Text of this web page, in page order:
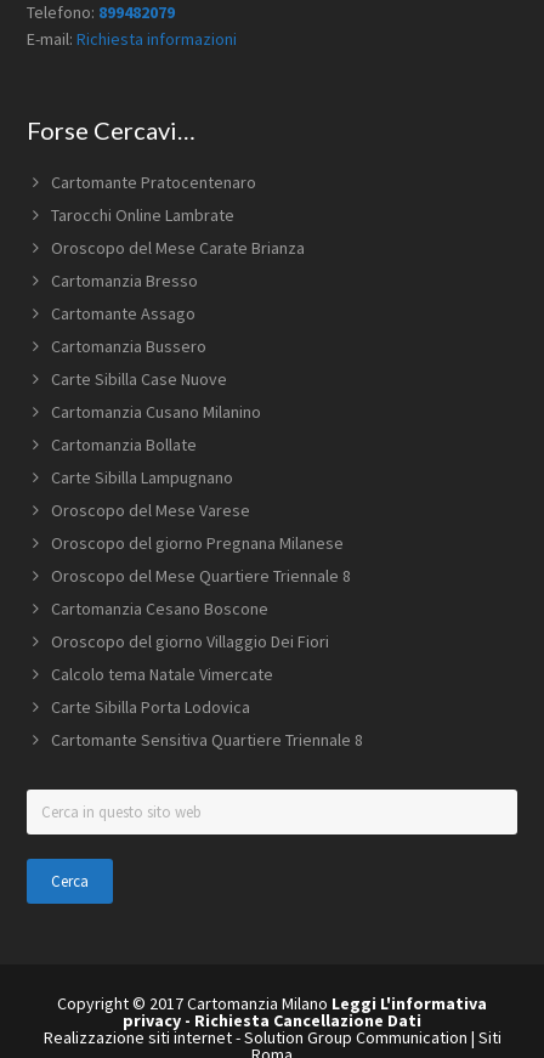
Telefono: 899482079
E-mail:Richiesta informazioni
Forse Cercavi…
Cartomante Pratocentenaro
Tarocchi Online Lambrate
Oroscopo del Mese Carate Brianza
Cartomanzia Bresso
Cartomante Assago
Cartomanzia Bussero
Carte Sibilla Case Nuove
Cartomanzia Cusano Milanino
Cartomanzia Bollate
Carte Sibilla Lampugnano
Oroscopo del Mese Varese
Oroscopo del giorno Pregnana Milanese
Oroscopo del Mese Quartiere Triennale 8
Cartomanzia Cesano Boscone
Oroscopo del giorno Villaggio Dei Fiori
Calcolo tema Natale Vimercate
Carte Sibilla Porta Lodovica
Cartomante Sensitiva Quartiere Triennale 8
Cerca
in
questo
sito
web
Copyright © 2017 Cartomanzia Milano Leggi L'informativa
privacy - Richiesta Cancellazione Dati
Realizzazione siti internet-Solution Group Communication | Siti